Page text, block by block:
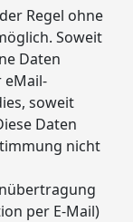
Regel ohne
Soweit
Daten
eMail-
soweit
Daten
nicht
per E-Mail)